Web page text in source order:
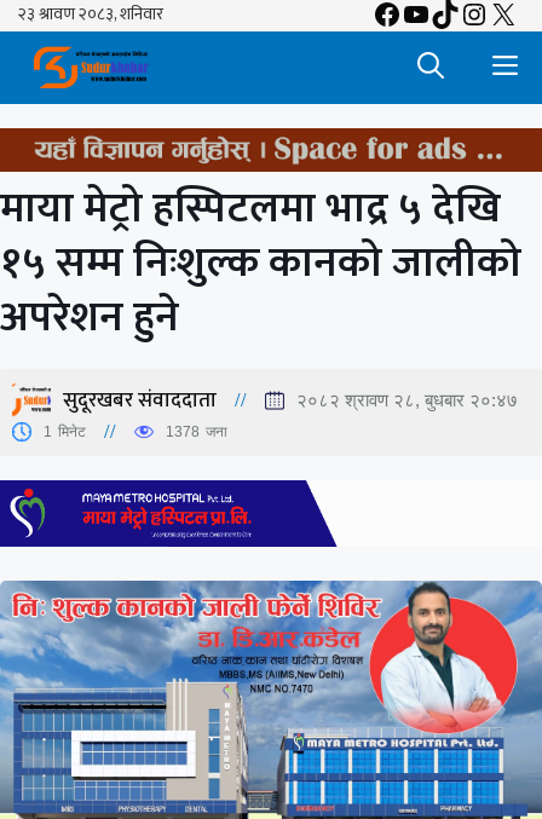
Skip
content
Facebook
YouTube
TikTok
X
माया मेट्रो हस्पिटलमा भाद्र ५ देखि
१५ सम्म निःशुल्क कानको जालीको
अपरेशन हुने
सुदूरखबर संवाददाता २०८२ श्रावण २८, बुधबार २०:४७
1 मिनेट 1378 जना